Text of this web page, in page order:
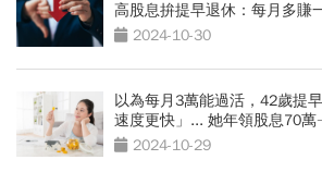
高股息拚提早退休：每月多賺
2024-10-30
以為每月3萬能過活，42歲提
速度更快」... 她年領股息70
休金」
2024-10-29